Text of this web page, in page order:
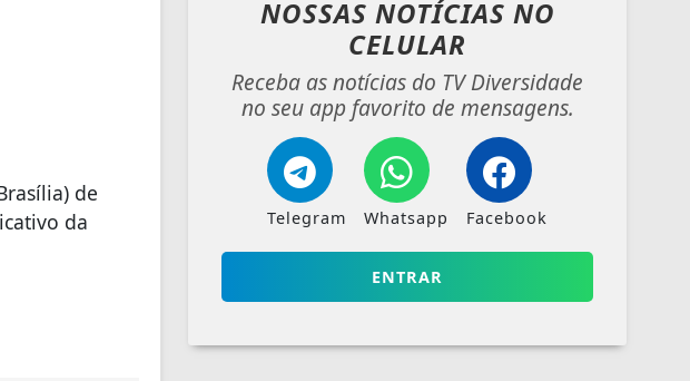
de
da
NOSSAS NOTÍCIAS NO
CELULAR
Receba as notícias do TV Diversidade
no seu app favorito de mensagens.
Telegram Whatsapp Facebook
ENTRAR